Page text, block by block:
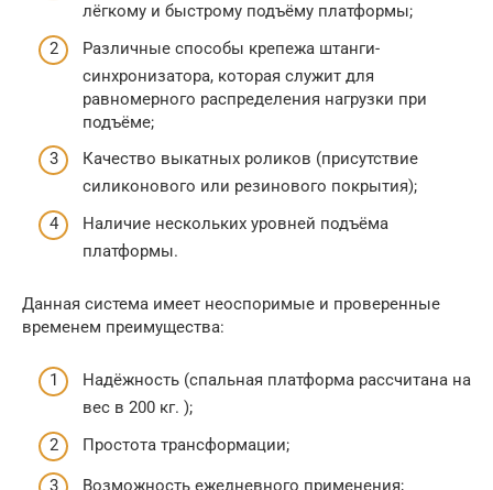
лёгкому и быстрому подъёму платформы;
Различные способы крепежа штанги-
синхронизатора, которая служит для
равномерного распределения нагрузки при
подъёме;
Качество выкатных роликов (присутствие
силиконового или резинового покрытия);
Наличие нескольких уровней подъёма
платформы.
Данная система имеет неоспоримые и проверенные
временем преимущества:
Надёжность (спальная платформа рассчитана на
вес в 200 кг. );
Простота трансформации;
Возможность ежедневного применения;